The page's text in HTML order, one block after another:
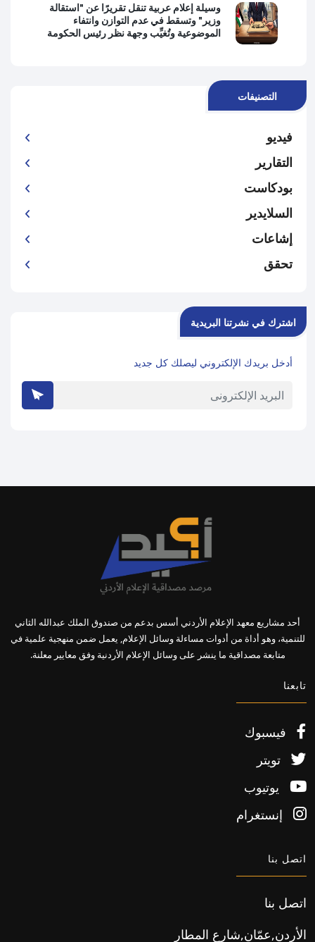
وسيلة إعلام عربية تنقل تقريرًا عن "استقالة
وزير" وتسقط في عدم التوازن وانتفاء
الموضوعية وتُغيِّب وجهة نظر رئيس الحكومة
التصنيفات
فيديو
التقارير
بودكاست
السلايدير
إشاعات
تحقق
اشترك في نشرتنا البريدية
أدخل بريدك الإلكتروني ليصلك كل جديد
أحد مشاريع معهد الإعلام الأردني أسس بدعم من صندوق الملك عبدالله الثاني
للتنمية، وهو أداة من أدوات مساءلة وسائل الإعلام, يعمل ضمن منهجية علمية في
متابعة مصداقية ما ينشر على وسائل الإعلام الأردنية وفق معايير معلنة.
تابعنا
فيسبوك
تويتر
يوتيوب
إنستغرام
اتصل بنا
اتصل بنا
الأردن,عمّان,شارع المطار